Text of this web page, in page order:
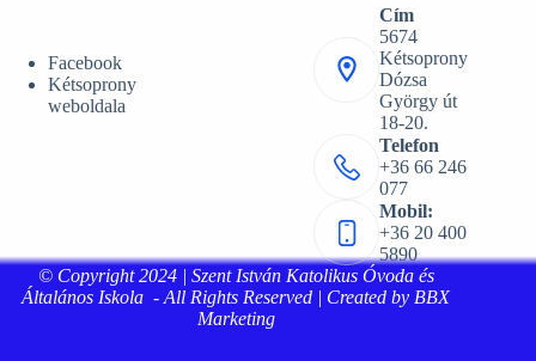
Facebook
Kétsoprony
weboldala
Cím
5674
Kétsoprony
Dózsa
György út
18-20.
Telefon
+36 66 246
077
Mobil:
+36 20 400
5890
© Copyright 2024 | Szent István Katolikus Óvoda és
Általános Iskola - All Rights Reserved | Created by BBX
Marketing